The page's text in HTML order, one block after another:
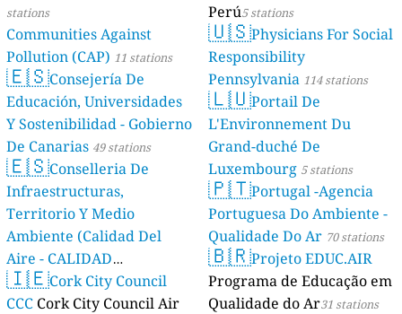
stations
Communities Against
Pollution (CAP) 11 stations
🇪🇸Consejería De
Educación, Universidades
Y Sostenibilidad - Gobierno
De Canarias 49 stations
🇪🇸Conselleria De
Infraestructuras,
Territorio Y Medio
Ambiente (Calidad Del
Aire - CALIDAD
AMBIENTAL) 23 stations
🇮🇪Cork City Council
CCC Cork City Council Air
Perú5 stations
🇺🇸Physicians For Social
Responsibility
Pennsylvania 114 stations
🇱🇺Portail De
L'Environnement Du
Grand-duché De
Luxembourg 5 stations
🇵🇹Portugal -Agencia
Portuguesa Do Ambiente -
Qualidade Do Ar 70 stations
🇧🇷Projeto EDUC.AIR
Programa de Educação em
Qualidade do Ar31 stations